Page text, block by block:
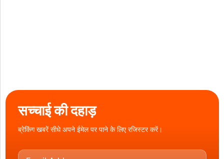
सच्चाई की दहाड़
ब्रेकिंग खबरें सीधे अपने ईमेल पर पाने के लिए रजिस्टर करें।